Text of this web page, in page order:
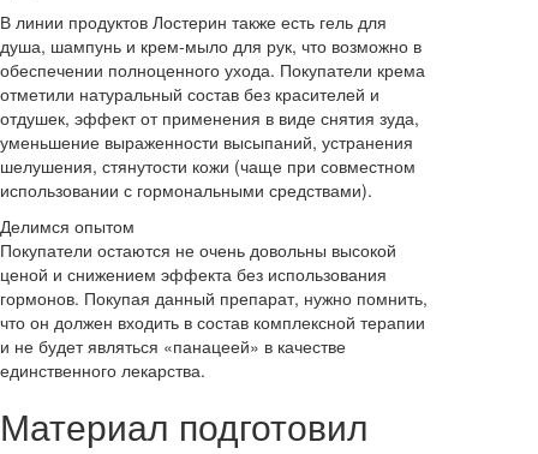
В линии продуктов Лостерин также есть гель для
душа, шампунь и крем-мыло для рук, что возможно в
обеспечении полноценного ухода. Покупатели крема
отметили натуральный состав без красителей и
отдушек, эффект от применения в виде снятия зуда,
уменьшение выраженности высыпаний, устранения
шелушения, стянутости кожи (чаще при совместном
использовании с гормональными средствами).
Делимся опытом
Покупатели остаются не очень довольны высокой
ценой и снижением эффекта без использования
гормонов. Покупая данный препарат, нужно помнить,
что он должен входить в состав комплексной терапии
и не будет являться «панацеей» в качестве
единственного лекарства.
Материал подготовил